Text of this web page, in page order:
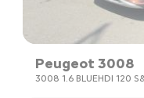
Peugeot 3008
3008 1.6 BLUEHDI 120